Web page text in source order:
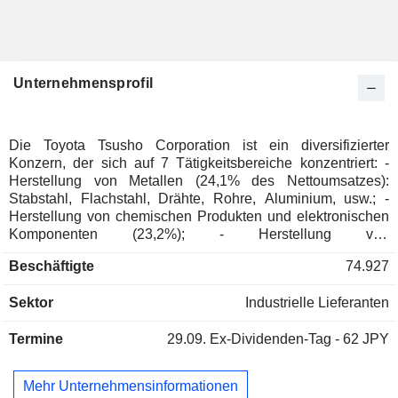
Unternehmensprofil
Die Toyota Tsusho Corporation ist ein diversifizierter
Konzern, der sich auf 7 Tätigkeitsbereiche konzentriert: -
Herstellung von Metallen (24,1% des Nettoumsatzes):
Stabstahl, Flachstahl, Drähte, Rohre, Aluminium, usw.; -
Herstellung von chemischen Produkten und elektronischen
Komponenten (23,2%); - Herstellung von
Tsusho Corporation bietet auch Logistikdienstleistungen und
Ausrüstung und Gas (10,9%); - Verkauf von Fahrzeugen
Motorräder/Scooter. Die Gruppe vertreibt auch Ersatzteile
Lebensmitteln (7,7%); - Sonstiges (13,8%): Verkauf von
Versicherungsprodukten (Lebens-, Kranken-, Unfall- und
Beschäftigte 74.927
Sektor Industrielle Lieferanten
Termine 29.09. Ex-Dividenden-Tag - 62 JPY
Mehr Unternehmensinformationen